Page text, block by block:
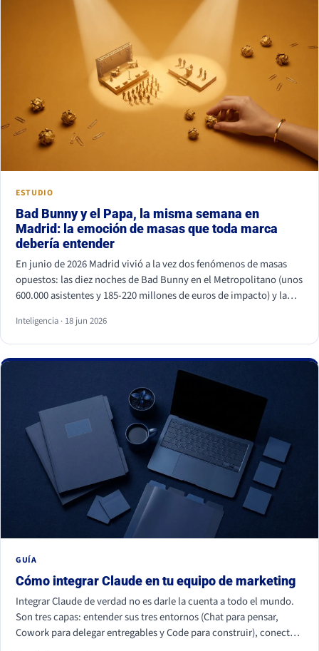
ESTUDIO
Bad Bunny y el Papa, la misma semana en
Madrid: la emoción de masas que toda marca
debería entender
En junio de 2026 Madrid vivió a la vez dos fenómenos de masas
opuestos: las diez noches de Bad Bunny en el Metropolitano (unos
600.000 asistentes y 185-220 millones de euros de impacto) y la
Bernabéu llenos. Superficies distintas, mismo motor: necesidades
humanas profundas (pertenencia, identidad, comunidad y
trascendencia). Para una marca, los dos enseñan lo mismo: la
emoción a escala no se fabrica, se entiende y se respeta, y entrar
en esos momentos sin criterio sale caro.
Inteligencia · 18 jun 2026
GUÍA
Cómo integrar Claude en tu equipo de marketing
Integrar Claude de verdad no es darle la cuenta a todo el mundo.
Son tres capas: entender sus tres entornos (Chat para pensar,
Cowork para delegar entregables y Code para construir), conectar